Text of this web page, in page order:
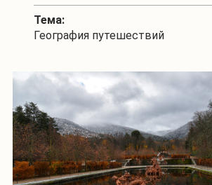
Тема:
География путешествий